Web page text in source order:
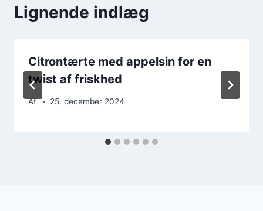
Lignende indlæg
Citrontærte med appelsin for en
twist af friskhed
Af 25. december 2024